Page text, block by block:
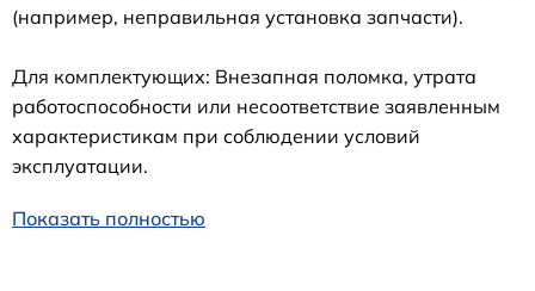
(например, неправильная установка запчасти).
Для комплектующих: Внезапная поломка, утрата
работоспособности или несоответствие заявленным
характеристикам при соблюдении условий
эксплуатации.
Показать полностью